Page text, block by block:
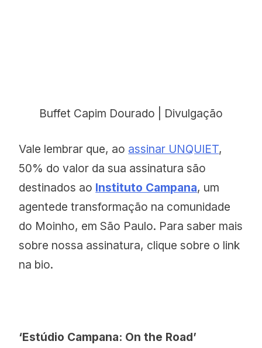
Buffet Capim Dourado | Divulgação
Vale lembrar que, ao assinar UNQUIET,
50% do valor da sua assinatura são
destinados ao Instituto Campana, um
agentede transformação na comunidade
do Moinho, em São Paulo. Para saber mais
sobre nossa assinatura, clique sobre o link
na bio.
‘Estúdio Campana: On the Road’